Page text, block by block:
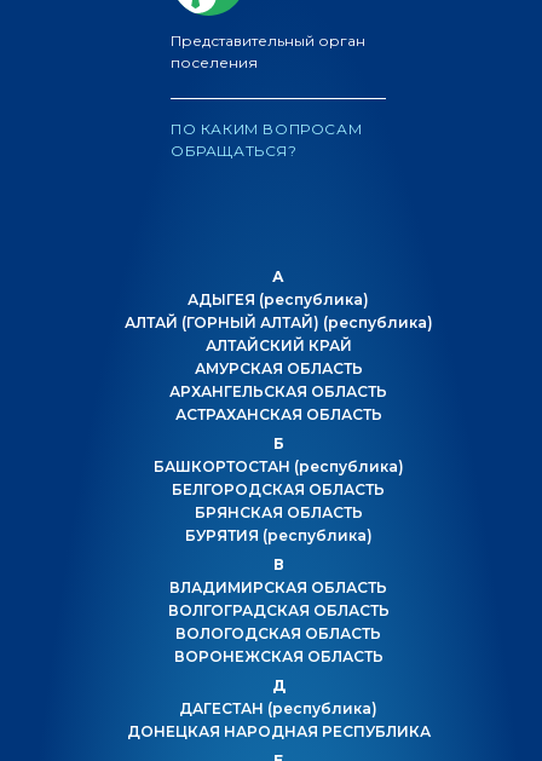
Представительный орган
поселения
ПО КАКИМ ВОПРОСАМ
ОБРАЩАТЬСЯ?
А
АДЫГЕЯ (республика)
АЛТАЙ (ГОРНЫЙ АЛТАЙ) (республика)
АЛТАЙСКИЙ КРАЙ
АМУРСКАЯ ОБЛАСТЬ
АРХАНГЕЛЬСКАЯ ОБЛАСТЬ
АСТРАХАНСКАЯ ОБЛАСТЬ
Б
БАШКОРТОСТАН (республика)
БЕЛГОРОДСКАЯ ОБЛАСТЬ
БРЯНСКАЯ ОБЛАСТЬ
БУРЯТИЯ (республика)
В
ВЛАДИМИРСКАЯ ОБЛАСТЬ
ВОЛГОГРАДСКАЯ ОБЛАСТЬ
ВОЛОГОДСКАЯ ОБЛАСТЬ
ВОРОНЕЖСКАЯ ОБЛАСТЬ
Д
ДАГЕСТАН (республика)
ДОНЕЦКАЯ НАРОДНАЯ РЕСПУБЛИКА